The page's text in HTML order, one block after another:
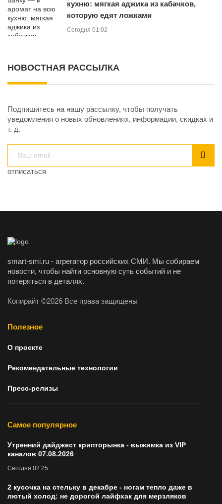
кухню: мягкая аджика из кабачков,
которую едят ложками
Сегодня 01:02
НОВОСТНАЯ РАССЫЛКА
Подпишитесь на нашу рассылку, чтобы получать
уведомления о новых обновлениях, информации, скидках и
т. д.
отписаться
smart-smi.ru - агрегатор российских СМИ. Мы собираем
новости, чтобы найти основную суть событий и не
потеряться в деталях.
Копирайт ©2026 Все права защищены
Полезное
О проекте
Рекомендательные технологии
Пресс-релизы
Самое популярное
Утренний дайджест крипторынка - выжимка из VIP
каналов 07.08.2026
Сегодня 02:25
2 кусочка на стельку в декабре - ногам тепло даже в
лютый холод: не дорогой лайфхак для мерзляков